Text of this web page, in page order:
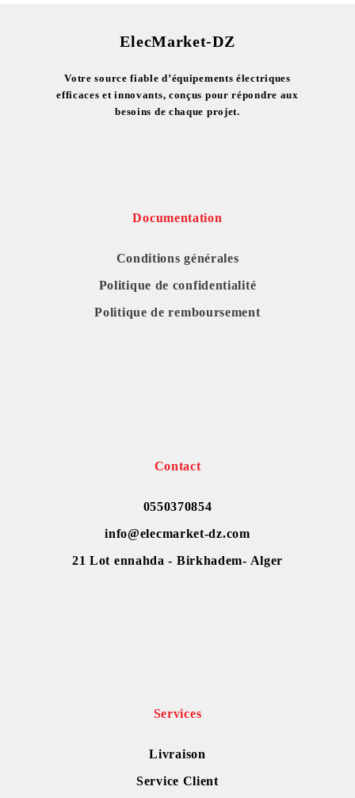
ElecMarket-DZ
Votre source fiable d’équipements électriques
efficaces et innovants, conçus pour répondre aux
besoins de chaque projet.
Documentation
Conditions générales
Politique de confidentialité
Politique de remboursement
Contact
0550370854
info@elecmarket-dz.com
21 Lot ennahda - Birkhadem- Alger
Services
Livraison
Service Client